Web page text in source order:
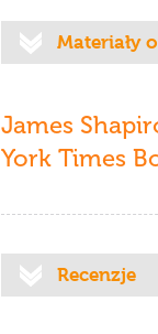
Materiały
James
York Times
Recenzje